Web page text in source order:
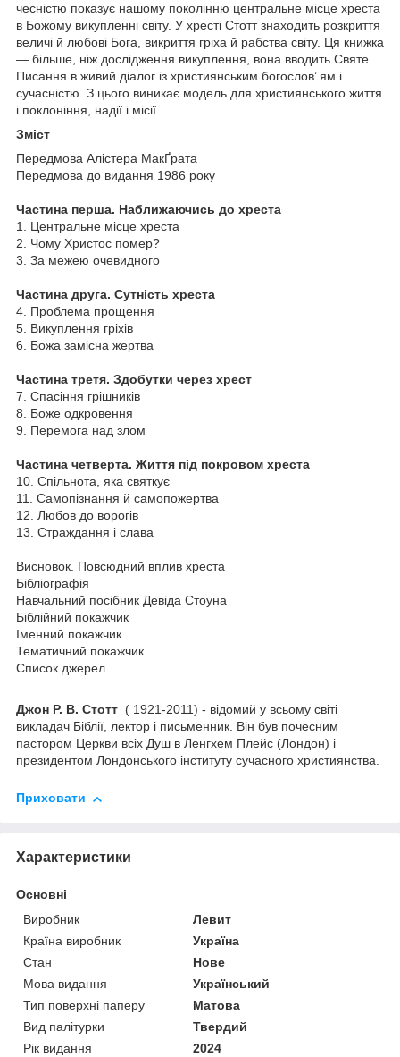
чесністю показує нашому поколінню центральне місце хреста
в Божому викупленні світу. У хресті Стотт знаходить розкриття
величі й любові Бога, викриття гріха й рабства світу. Ця книжка
— більше, ніж дослідження викуплення, вона вводить Святе
Писання в живий діалог із християнським богослов’ ям і
сучасністю. З цього виникає модель для християнського життя
і поклоніння, надії і місії.
Зміст
Передмова Алістера МакҐрата
Передмова до видання 1986 року
Частина перша. Наближаючись до хреста
1. Центральне місце хреста
2. Чому Христос помер?
3. За межею очевидного
Частина друга. Сутність хреста
4. Проблема прощення
5. Викуплення гріхів
6. Божа замісна жертва
Частина третя. Здобутки через хрест
7. Спасіння грішників
8. Боже одкровення
9. Перемога над злом
Частина четверта. Життя під покровом хреста
10. Спільнота, яка святкує
11. Самопізнання й самопожертва
12. Любов до ворогів
13. Страждання і слава
Висновок. Повсюдний вплив хреста
Бібліографія
Навчальний посібник Девіда Стоуна
Біблійний покажчик
Іменний покажчик
Тематичний покажчик
Список джерел
Джон Р. В. Стотт ( 1921-2011) - відомий у всьому світі
викладач Біблії, лектор і письменник. Він був почесним
пастором Церкви всіх Душ в Ленгхем Плейс (Лондон) і
президентом Лондонського інституту сучасного християнства.
Приховати
Характеристики
Основні
Виробник
Левит
Країна виробник
Україна
Стан
Нове
Мова видання
Український
Тип поверхні паперу
Матова
Вид палітурки
Твердий
Рік видання
2024